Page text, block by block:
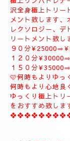
贅沢全身極上リン
ジーデトックスト
ルトトリートメン
９０分¥20000
１２０分¥26000
１５０分¥31000
１８０分¥37000
🪻🌹④プライベー
こちらのコースも
よむぎ蒸し30分お